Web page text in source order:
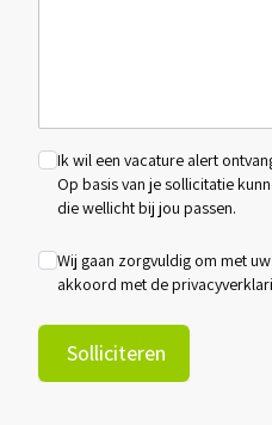
Ik wil een vacature alert
Op basis van je sollicitatie
die wellicht bij jou passen.
Wij gaan zorgvuldig om met
akkoord met de
Solliciteren